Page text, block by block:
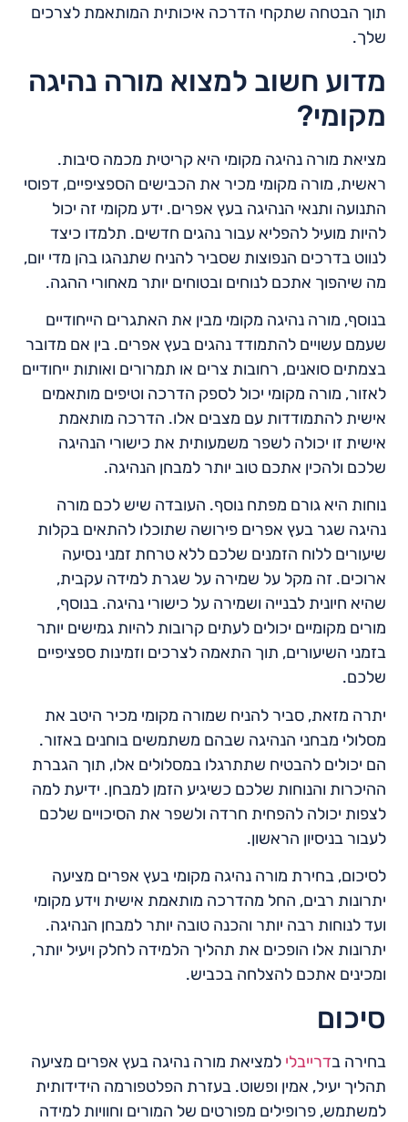
תוך הבטחה שתקחי הדרכה איכותית המותאמת לצרכים
שלך.
מדוע חשוב למצוא מורה נהיגה
מקומי?
מציאת מורה נהיגה מקומי היא קריטית מכמה סיבות.
ראשית, מורה מקומי מכיר את הכבישים הספציפיים, דפוסי
התנועה ותנאי הנהיגה בעץ אפרים. ידע מקומי זה יכול
להיות מועיל להפליא עבור נהגים חדשים. תלמדו כיצד
לנווט בדרכים הנפוצות שסביר להניח שתנהגו בהן מדי יום,
מה שיהפוך אתכם לנוחים ובטוחים יותר מאחורי ההגה.
בנוסף, מורה נהיגה מקומי מבין את האתגרים הייחודיים
שעמם עשויים להתמודד נהגים בעץ אפרים. בין אם מדובר
בצמתים סואנים, רחובות צרים או תמרורים ואותות ייחודיים
לאזור, מורה מקומי יכול לספק הדרכה וטיפים מותאמים
אישית להתמודדות עם מצבים אלו. הדרכה מותאמת
אישית זו יכולה לשפר משמעותית את כישורי הנהיגה
שלכם ולהכין אתכם טוב יותר למבחן הנהיגה.
נוחות היא גורם מפתח נוסף. העובדה שיש לכם מורה
נהיגה שגר בעץ אפרים פירושה שתוכלו להתאים בקלות
שיעורים ללוח הזמנים שלכם ללא טרחת זמני נסיעה
ארוכים. זה מקל על שמירה על שגרת למידה עקבית,
שהיא חיונית לבנייה ושמירה על כישורי נהיגה. בנוסף,
מורים מקומיים יכולים לעתים קרובות להיות גמישים יותר
בזמני השיעורים, תוך התאמה לצרכים וזמינות ספציפיים
שלכם.
יתרה מזאת, סביר להניח שמורה מקומי מכיר היטב את
מסלולי מבחני הנהיגה שבהם משתמשים בוחנים באזור.
הם יכולים להבטיח שתתרגלו במסלולים אלו, תוך הגברת
ההיכרות והנוחות שלכם כשיגיע הזמן למבחן. ידיעת למה
לצפות יכולה להפחית חרדה ולשפר את הסיכויים שלכם
לעבור בניסיון הראשון.
לסיכום, בחירת מורה נהיגה מקומי בעץ אפרים מציעה
יתרונות רבים, החל מהדרכה מותאמת אישית וידע מקומי
ועד לנוחות רבה יותר והכנה טובה יותר למבחן הנהיגה.
יתרונות אלו הופכים את תהליך הלמידה לחלק ויעיל יותר,
ומכינים אתכם להצלחה בכביש.
סיכום
בחירה בדרייבלי למציאת מורה נהיגה בעץ אפרים מציעה
תהליך יעיל, אמין ופשוט. בעזרת הפלטפורמה הידידותית
למשתמש, פרופילים מפורטים של המורים וחוויות למידה